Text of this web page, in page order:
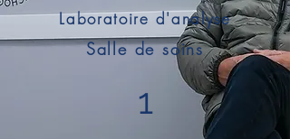
Laboratoire d'analyse
Salle de soins
1